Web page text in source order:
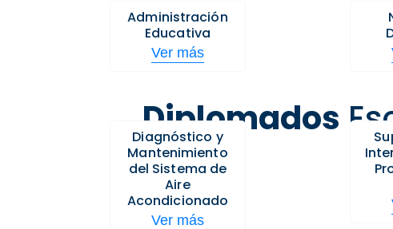
Administración
Educativa
Ver más
Diplomados
Diagnóstico y
Mantenimiento
del Sistema de
Aire
Acondicionado
Ver más